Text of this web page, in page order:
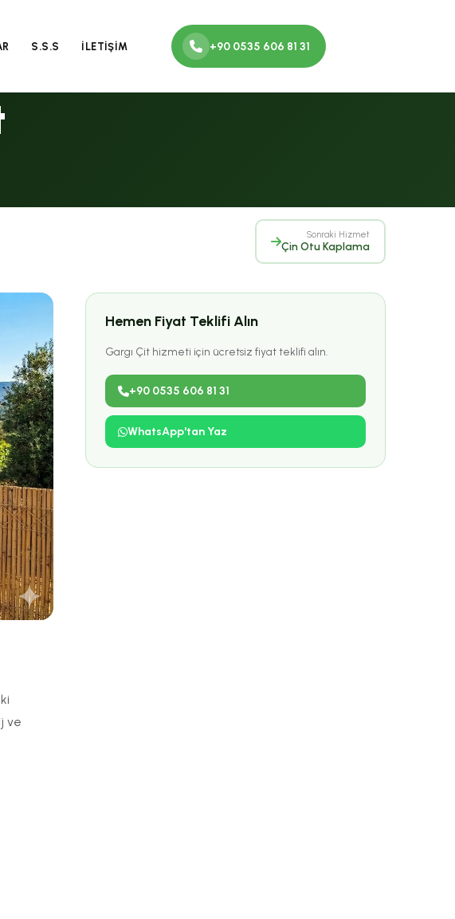
S.S.S İLETİŞİM +90 0535 606 81 31
Sonraki Hizmet
Çin Otu Kaplama
ve
Hemen Fiyat Teklifi Alın
Gargı Çit hizmeti için ücretsiz fiyat teklifi alın.
+90 0535 606 81 31
WhatsApp'tan Yaz